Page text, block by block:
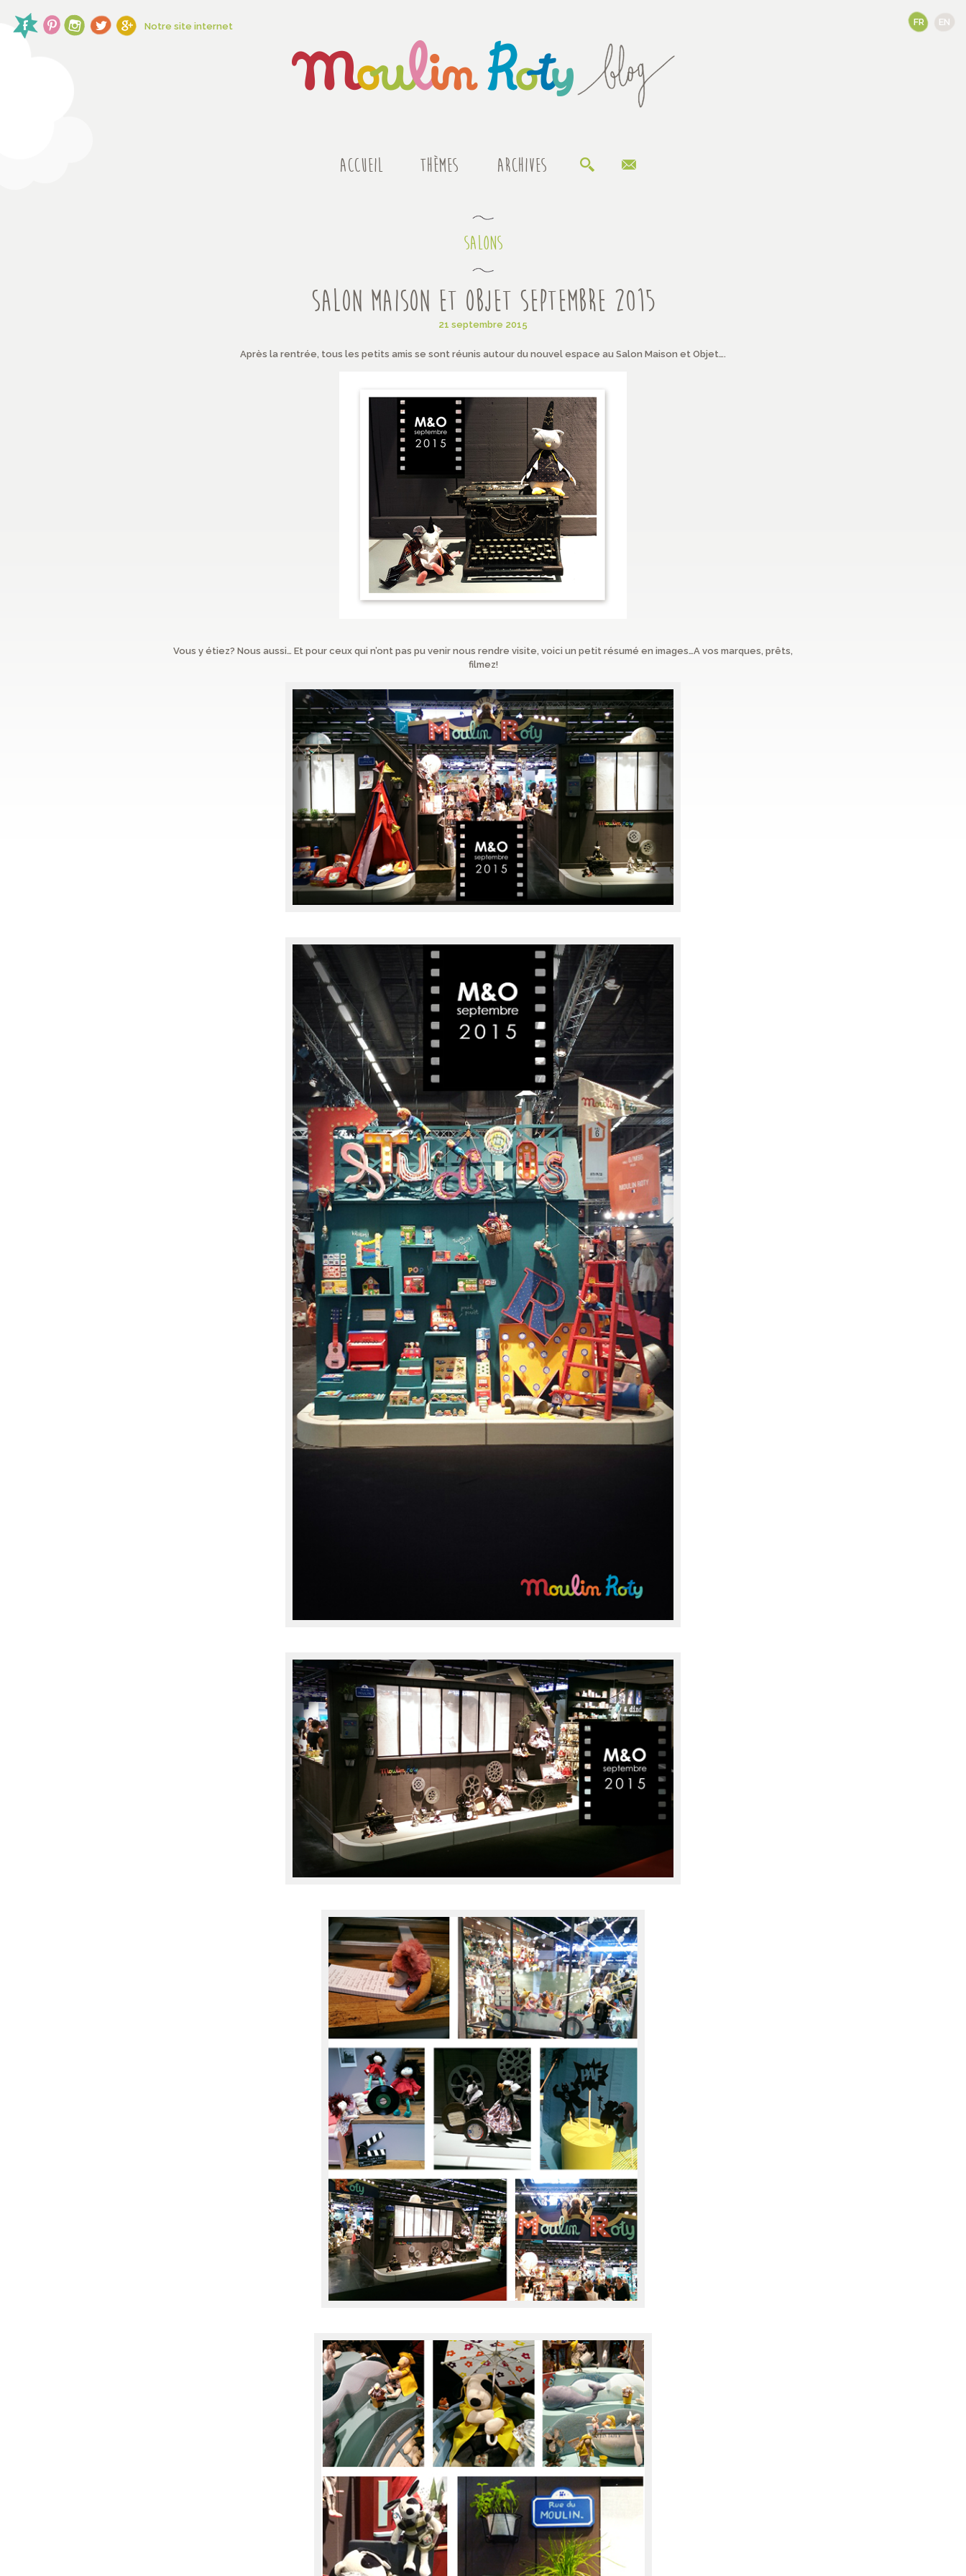
Notre site internet EN
FR
ACCUEIL THÈMES ARCHIVES
Salons
Salon Maison et Objet Septembre 2015
21 septembre 2015
Après la rentrée, tous les petits amis se sont réunis autour du nouvel espace au Salon Maison et Objet….
Vous y étiez? Nous aussi… Et pour ceux qui n’ont pas pu venir nous rendre visite, voici un petit résumé en images…A vos marques, prêts,
filmez!